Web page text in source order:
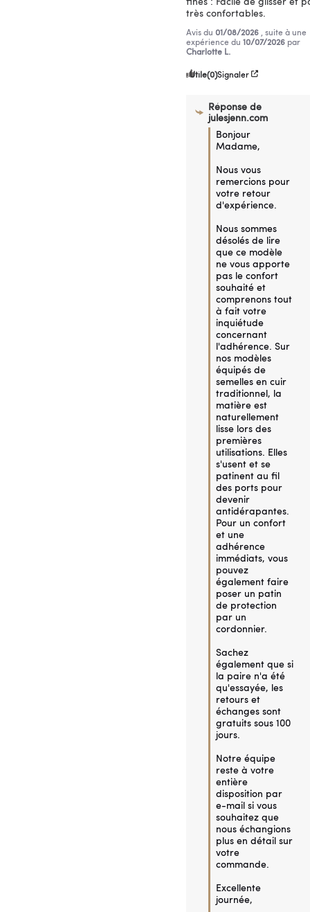
très confortables.
Avis du 01/08/2026 , suite à une
expérience du 10/07/2026 par
Charlotte L.
Utile(0)Signaler
Réponse de
julesjenn.com
Bonjour
Madame,
Nous vous
remercions pour
votre retour
d'expérience.
Nous sommes
désolés de lire
que ce modèle
ne vous apporte
pas le confort
souhaité et
comprenons tout
à fait votre
inquiétude
concernant
l'adhérence. Sur
nos modèles
équipés de
semelles en cuir
traditionnel, la
matière est
naturellement
lisse lors des
premières
utilisations. Elles
s'usent et se
patinent au fil
des ports pour
devenir
antidérapantes.
Pour un confort
et une
adhérence
immédiats, vous
pouvez
également faire
poser un patin
de protection
par un
cordonnier.
Sachez
également que si
la paire n'a été
qu'essayée, les
retours et
échanges sont
gratuits sous 100
jours.
Notre équipe
reste à votre
entière
disposition par
e-mail si vous
souhaitez que
nous échangions
plus en détail sur
votre
commande.
Excellente
journée,